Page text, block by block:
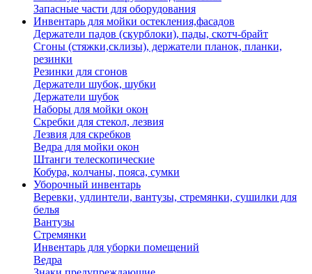
Запасные части для оборудования
Инвентарь для мойки остекления,фасадов
Держатели падов (скурблоки), пады, скотч-брайт
Сгоны (стяжки,склизы), держатели планок, планки,
резинки
Резинки для сгонов
Держатели шубок, шубки
Держатели шубок
Наборы для мойки окон
Скребки для стекол, лезвия
Лезвия для скребков
Ведра для мойки окон
Штанги телескопические
Кобура, колчаны, пояса, сумки
Уборочный инвентарь
Веревки, удлинтели, вантузы, стремянки, сушилки для
белья
Вантузы
Стремянки
Инвентарь для уборки помещений
Ведра